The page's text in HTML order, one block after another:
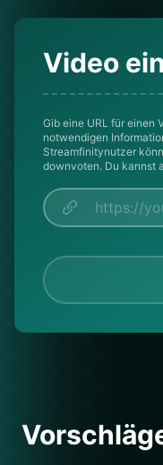
Video
Gib eine URL für einen
notwendigen
Streamfinitynutzer
downvoten. Du kannst